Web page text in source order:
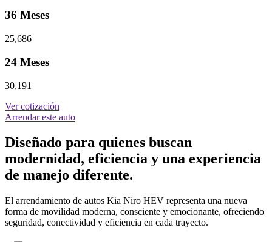
36 Meses
25,686
24 Meses
30,191
Ver cotización
Arrendar este auto
Diseñado para quienes buscan
modernidad, eficiencia y una experiencia
de manejo diferente.
El arrendamiento de autos Kia Niro HEV representa una nueva
forma de movilidad moderna, consciente y emocionante, ofreciendo
seguridad, conectividad y eficiencia en cada trayecto.